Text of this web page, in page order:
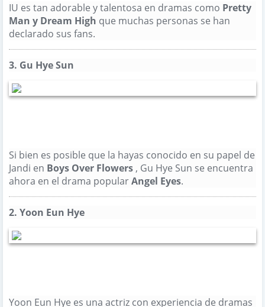
IU es tan adorable y talentosa en dramas como Pretty
Man y Dream High que muchas personas se han
declarado sus fans.
3. Gu Hye Sun
856
Si bien es posible que la hayas conocido en su papel de
Jandi en Boys Over Flowers , Gu Hye Sun se encuentra
ahora en el drama popularAngel Eyes.
2. Yoon Eun Hye
856 Al igual que
Yoon Eun Hye es una actriz con experiencia de dramas